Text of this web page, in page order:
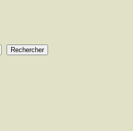
Rechercher